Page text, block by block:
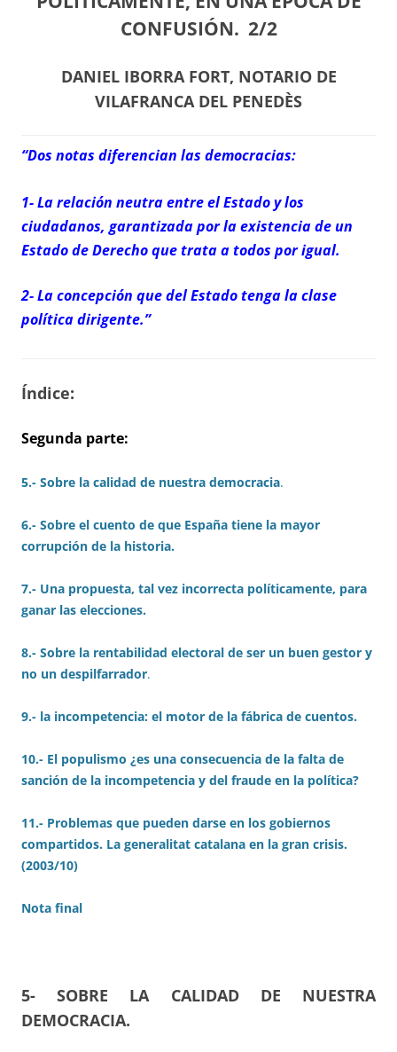
CONFUSIÓN. 2/2
DANIEL IBORRA FORT, NOTARIO DE
VILAFRANCA DEL PENEDÈS
“Dos notas diferencian las democracias:
1- La relación neutra entre el Estado y los
ciudadanos, garantizada por la existencia de un
Estado de Derecho que trata a todos por igual.
2- La concepción que del Estado tenga la clase
política dirigente.”
Índice:
Segunda parte:
5.- Sobre la calidad de nuestra democracia.
6.- Sobre el cuento de que España tiene la mayor
corrupción de la historia.
7.- Una propuesta, tal vez incorrecta políticamente, para
ganar las elecciones.
8.- Sobre la rentabilidad electoral de ser un buen gestor y
no un despilfarrador.
9.- la incompetencia: el motor de la fábrica de cuentos.
10.- El populismo ¿es una consecuencia de la falta de
sanción de la incompetencia y del fraude en la política?
11.- Problemas que pueden darse en los gobiernos
compartidos. La generalitat catalana en la gran crisis.
(2003/10)
Nota final
5- SOBRE LA CALIDAD DE NUESTRA
DEMOCRACIA.